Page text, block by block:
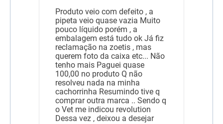
Produto veio com defeito , a
pipeta veio quase vazia Muito
pouco líquido porém , a
embalagem está tudo ok Já fiz
reclamação na zoetis , mas
querem foto da caixa etc... Não
tenho mais Paguei quase
100,00 no produto Q não
resolveu nada na minha
cachorrinha Resumindo tive q
comprar outra marca .. Sendo q
o Vet me indicou revolution
Dessa vez , deixou a desejar